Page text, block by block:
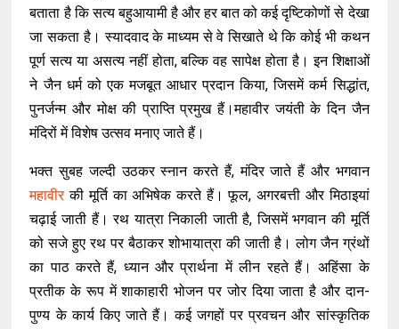
बताता है कि सत्य बहुआयामी है और हर बात को कई दृष्टिकोणों से देखा
जा सकता है। स्यादवाद के माध्यम से वे सिखाते थे कि कोई भी कथन
पूर्ण सत्य या असत्य नहीं होता, बल्कि वह सापेक्ष होता है। इन शिक्षाओं
ने जैन धर्म को एक मजबूत आधार प्रदान किया, जिसमें कर्म सिद्धांत,
पुनर्जन्म और मोक्ष की प्राप्ति प्रमुख हैं।महावीर जयंती के दिन जैन
मंदिरों में विशेष उत्सव मनाए जाते हैं।
भक्त सुबह जल्दी उठकर स्नान करते हैं, मंदिर जाते हैं और भगवान
महावीरकी मूर्ति का अभिषेक करते हैं। फूल, अगरबत्ती और मिठाइयां
चढ़ाई जाती हैं। रथ यात्रा निकाली जाती है, जिसमें भगवान की मूर्ति
को सजे हुए रथ पर बैठाकर शोभायात्रा की जाती है। लोग जैन ग्रंथों
का पाठ करते हैं, ध्यान और प्रार्थना में लीन रहते हैं। अहिंसा के
प्रतीक के रूप में शाकाहारी भोजन पर जोर दिया जाता है और दान-
पुण्य के कार्य किए जाते हैं। कई जगहों पर प्रवचन और सांस्कृतिक